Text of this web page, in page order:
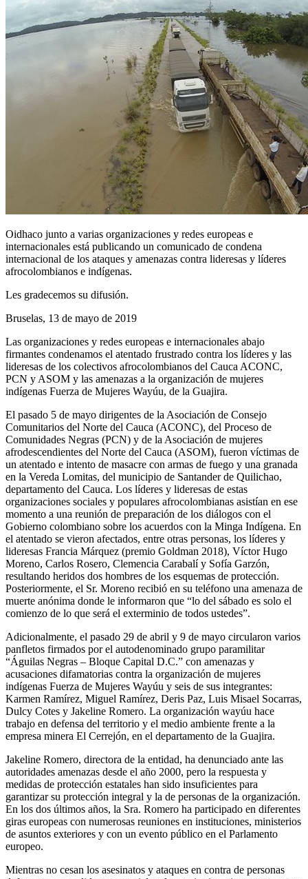
Oidhaco junto a varias organizaciones y redes europeas e
internacionales está publicando un comunicado de condena
internacional de los ataques y amenazas contra lideresas y líderes
afrocolombianos e indígenas.
Les gradecemos su difusión.
Bruselas, 13 de mayo de 2019
Las organizaciones y redes europeas e internacionales abajo
firmantes condenamos el atentado frustrado contra los líderes y las
lideresas de los colectivos afrocolombianos del Cauca ACONC,
PCN y ASOM y las amenazas a la organización de mujeres
indígenas Fuerza de Mujeres Wayúu, de la Guajira.
El pasado 5 de mayo dirigentes de la Asociación de Consejo
Comunitarios del Norte del Cauca (ACONC), del Proceso de
Comunidades Negras (PCN) y de la Asociación de mujeres
afrodescendientes del Norte del Cauca (ASOM), fueron víctimas de
un atentado e intento de masacre con armas de fuego y una granada
en la Vereda Lomitas, del municipio de Santander de Quilichao,
departamento del Cauca. Los líderes y lideresas de estas
organizaciones sociales y populares afrocolombianas asistían en ese
momento a una reunión de preparación de los diálogos con el
Gobierno colombiano sobre los acuerdos con la Minga Indígena. En
el atentado se vieron afectados, entre otras personas, los líderes y
lideresas Francia Márquez (premio Goldman 2018), Víctor Hugo
Moreno, Carlos Rosero, Clemencia Carabalí y Sofía Garzón,
resultando heridos dos hombres de los esquemas de protección.
Posteriormente, el Sr. Moreno recibió en su teléfono una amenaza de
muerte anónima donde le informaron que “lo del sábado es solo el
comienzo de lo que será el exterminio de todos ustedes”.
Adicionalmente, el pasado 29 de abril y 9 de mayo circularon varios
panfletos firmados por el autodenominado grupo paramilitar
“Águilas Negras – Bloque Capital D.C.” con amenazas y
acusaciones difamatorias contra la organización de mujeres
indígenas Fuerza de Mujeres Wayúu y seis de sus integrantes:
Karmen Ramírez, Miguel Ramírez, Deris Paz, Luis Misael Socarras,
Dulcy Cotes y Jakeline Romero. La organización wayúu hace
trabajo en defensa del territorio y el medio ambiente frente a la
empresa minera El Cerrejón, en el departamento de la Guajira.
Jakeline Romero, directora de la entidad, ha denunciado ante las
autoridades amenazas desde el año 2000, pero la respuesta y
medidas de protección estatales han sido insuficientes para
garantizar su protección integral y la de personas de la organización.
En los dos últimos años, la Sra. Romero ha participado en diferentes
giras europeas con numerosas reuniones en instituciones, ministerios
de asuntos exteriores y con un evento público en el Parlamento
europeo.
Mientras no cesan los asesinatos y ataques en contra de personas